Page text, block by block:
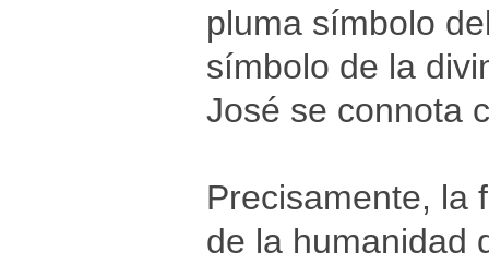
pluma símbolo
símbolo de la
José se connota
Precisamente, la
de la humanidad